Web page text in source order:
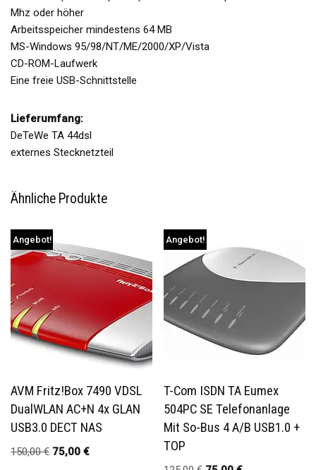
Mhz oder höher
Arbeitsspeicher mindestens 64 MB
MS-Windows 95/98/NT/ME/2000/XP/Vista
CD-ROM-Laufwerk
Eine freie USB-Schnittstelle
Lieferumfang:
DeTeWe TA 44dsl
externes Stecknetzteil
Ähnliche Produkte
Angebot!
AVM Fritz!Box 7490 VDSL
DualWLAN AC+N 4x GLAN
USB3.0 DECT NAS
150,00€ 75,00 €
Angebot!
T-Com ISDN TA Eumex
504PC SE Telefonanlage
Mit So-Bus 4 A/b USB1.0 +
TOP